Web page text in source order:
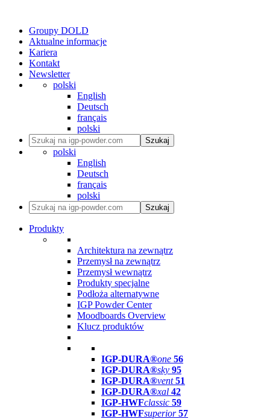
Groupy DOLD
Aktualne informacje
Kariera
Kontakt
Newsletter
polski
English
Deutsch
français
polski
Szukaj
polski
English
Deutsch
français
polski
Szukaj
Produkty
Architektura na zewnątrz
Przemysł na zewnątrz
Przemysł wewnątrz
Produkty specjalne
Podłoża alternatywne
IGP Powder Center
Moodboards Overview
Klucz produktów
IGP-DURA®one 56
IGP-DURA®sky 95
IGP-DURA®vent 51
IGP-DURA®xal 42
IGP-HWFclassic 59
IGP-HWFsuperior 57